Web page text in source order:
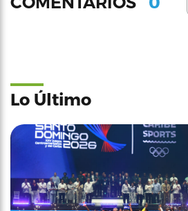
Lo Último